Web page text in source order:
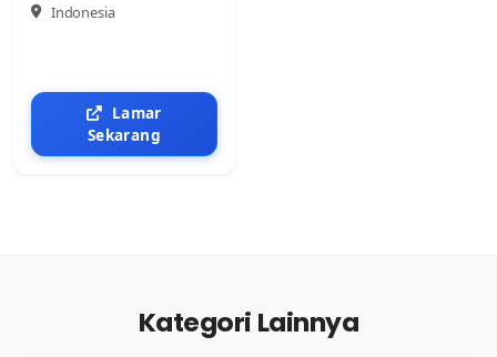
Indonesia
Lamar
Sekarang
Kategori Lainnya